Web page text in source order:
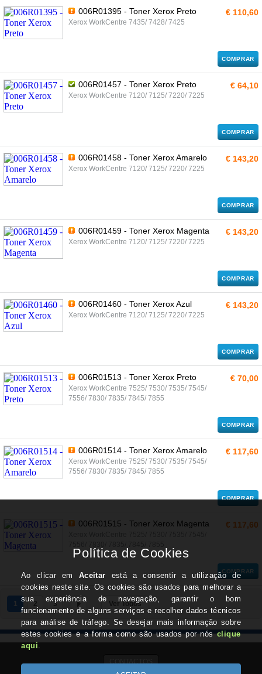
006R01395 - Toner Xerox Preto
Xerox WorkCentre 7435/ 7428/ 7425
€ 110,60
COMPRAR
006R01457 - Toner Xerox Preto
Xerox WorkCentre 7120/ 7125/ 7220/ 7225
€ 64,10
COMPRAR
006R01458 - Toner Xerox Amarelo
Xerox WorkCentre 7120/ 7125/ 7220/ 7225
€ 143,20
COMPRAR
006R01459 - Toner Xerox Magenta
Xerox WorkCentre 7120/ 7125/ 7220/ 7225
€ 143,20
COMPRAR
006R01460 - Toner Xerox Azul
Xerox WorkCentre 7120/ 7125/ 7220/ 7225
€ 143,20
COMPRAR
006R01513 - Toner Xerox Preto
Xerox WorkCentre 7525/ 7530/ 7535/ 7545/
7556/ 7830/ 7835/ 7845/ 7855
€ 70,00
COMPRAR
006R01514 - Toner Xerox Amarelo
Xerox WorkCentre 7525/ 7530/ 7535/ 7545/
7556/ 7830/ 7835/ 7845/ 7855
€ 117,60
COMPRAR
006R01515 - Toner Xerox Magenta € 117,60
COMPRAR
1 2 3 Ver Todos
CONTACTOS